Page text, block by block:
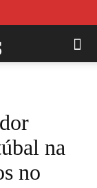
na
no